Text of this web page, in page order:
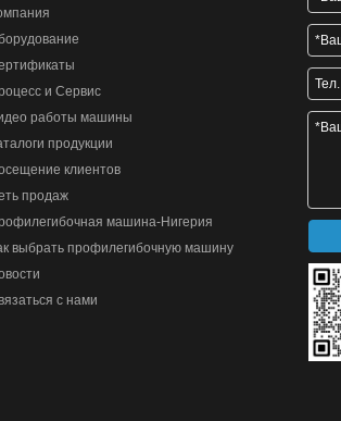
и Сервис
работы машины
продукции
клиентов
продаж
машина-Нигерия
выбрать профилегибочную машину
с нами